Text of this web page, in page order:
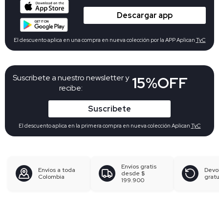
Suscribete a nuestro newsletter y
recibe:
15%OFF
Suscribete
El descuento aplica en la primera compra en nueva colección Aplican TyC
Descargar app
El descuento aplica en una compra en nueva colección por la APP Aplican TyC
Envíos a toda
Colombia
Envíos gratis
desde $
199.900